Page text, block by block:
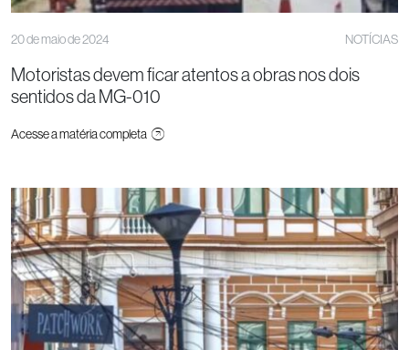
20 de maio de 2024 NOTÍCIAS
Motoristas devem ficar atentos a obras nos dois
sentidos da MG-010
Acesse a matéria completa